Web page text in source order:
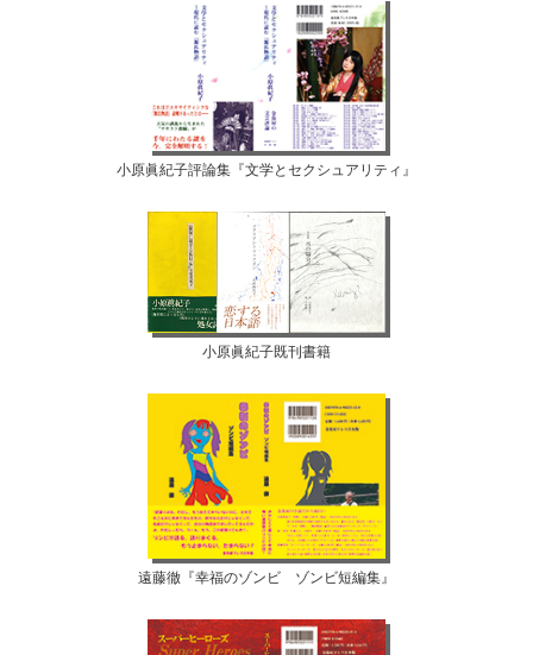
小原眞紀子評論集『文学とセクシュアリティ』
小原眞紀子既刊書籍
遠藤徹『幸福のゾンビ ゾンビ短編集』